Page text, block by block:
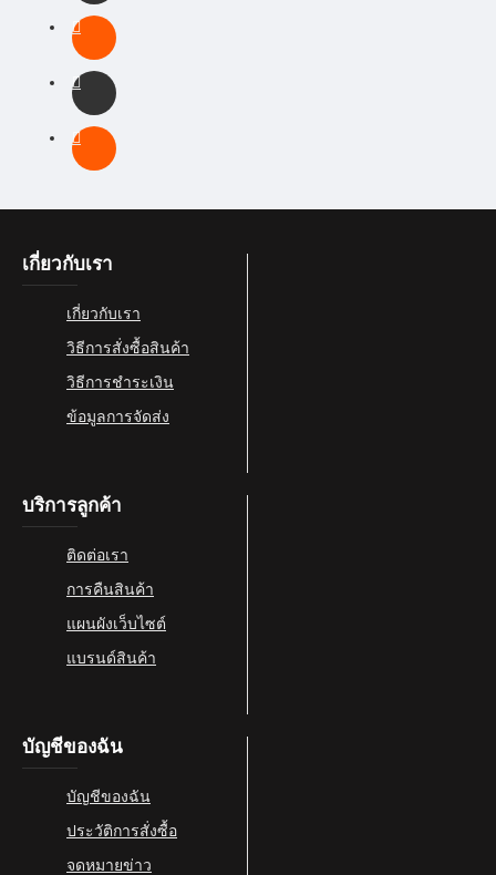
เกี่ยวกับเรา
เกี่ยวกับเรา
วิธีการสั่งซื้อสินค้า
วิธีการชำระเงิน
ข้อมูลการจัดส่ง
บริการลูกค้า
ติดต่อเรา
การคืนสินค้า
แผนผังเว็บไซต์
แบรนด์สินค้า
บัญชีของฉัน
บัญชีของฉัน
ประวัติการสั่งซื้อ
จดหมายข่าว